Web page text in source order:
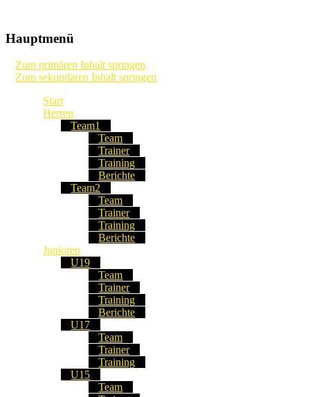
TSV Frommern-Dürrwangen
Fussball
Hauptmenü
Zum primären Inhalt springen
Zum sekundären Inhalt springen
Start
Herren
Team1
Team
Trainer
Training
Berichte
Team2
Team
Trainer
Training
Berichte
Junioren
U19
Team
Trainer
Training
Berichte
U17
Team
Trainer
Training
U15
Team